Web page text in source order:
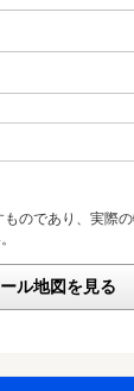
のであり、実際
ル地図を見る